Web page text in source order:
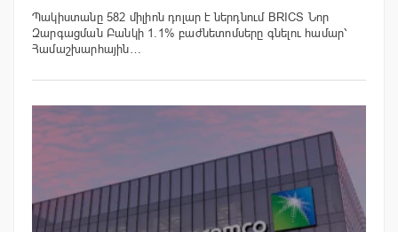
Պակիստանը 582 միլիոն դոլար է ներդնում BRICS Նոր
Զարգացման Բանկի 1.1% բաժնետոմսերը գնելու համար՝
Համաշխարհային…